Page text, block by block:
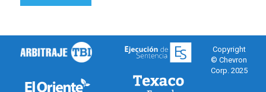
Copyright
© Chevron
Corp. 2025